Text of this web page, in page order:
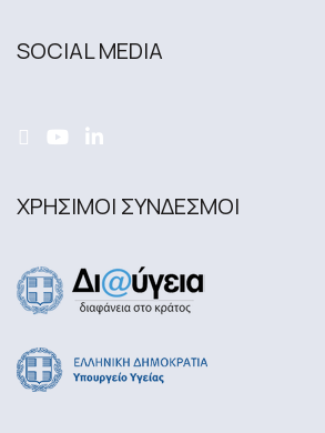
SOCIAL MEDIA
ΧΡΗΣΙΜΟΙ ΣΥΝΔΕΣΜΟΙ